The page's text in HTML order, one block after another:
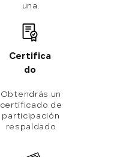
una.
Certifica
do
Obtendrás un
certificado de
participación
respaldado